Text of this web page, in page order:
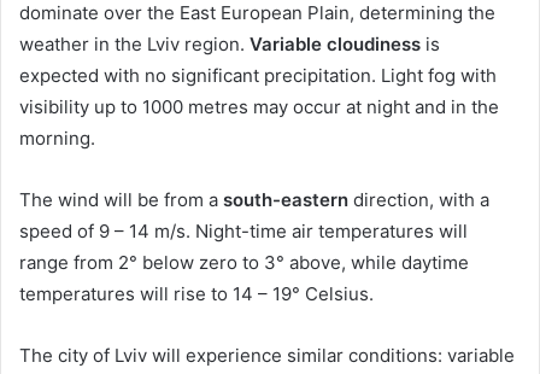
dominate over the East European Plain, determining the
weather in the Lviv region. Variable cloudiness is
expected with no significant precipitation. Light fog with
visibility up to 1000 metres may occur at night and in the
morning.
The wind will be from a south-eastern direction, with a
speed of 9 – 14 m/s. Night-time air temperatures will
range from 2° below zero to 3° above, while daytime
temperatures will rise to 14 – 19° Celsius.
The city of Lviv will experience similar conditions: variable